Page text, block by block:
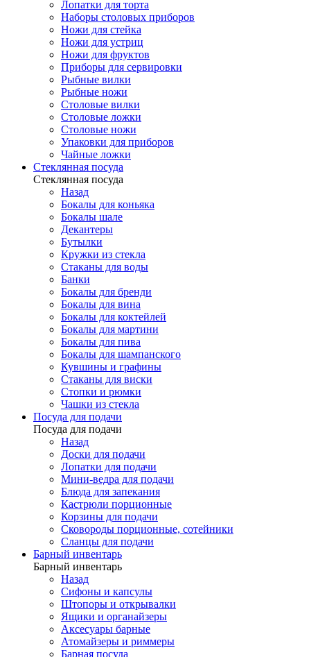
Лопатки для торта
Наборы столовых приборов
Ножи для стейка
Ножи для устриц
Ножи для фруктов
Приборы для сервировки
Рыбные вилки
Рыбные ножи
Столовые вилки
Столовые ложки
Столовые ножи
Упаковки для приборов
Чайные ложки
Стеклянная посуда
Стеклянная посуда
Назад
Бокалы для коньяка
Бокалы шале
Декантеры
Бутылки
Кружки из стекла
Стаканы для воды
Банки
Бокалы для бренди
Бокалы для вина
Бокалы для коктейлей
Бокалы для мартини
Бокалы для пива
Бокалы для шампанского
Кувшины и графины
Стаканы для виски
Стопки и рюмки
Чашки из стекла
Посуда для подачи
Посуда для подачи
Назад
Доски для подачи
Лопатки для подачи
Мини-ведра для подачи
Блюда для запекания
Кастрюли порционные
Корзины для подачи
Сковороды порционные, сотейники
Сланцы для подачи
Барный инвентарь
Барный инвентарь
Назад
Сифоны и капсулы
Штопоры и открывалки
Ящики и органайзеры
Аксесуары барные
Атомайзеры и риммеры
Барная посуда